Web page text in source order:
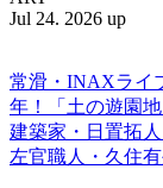
Jul 24. 2026 up
常滑・INAXライ
年！「土の遊園
建築家・日置拓
左官職人・久住